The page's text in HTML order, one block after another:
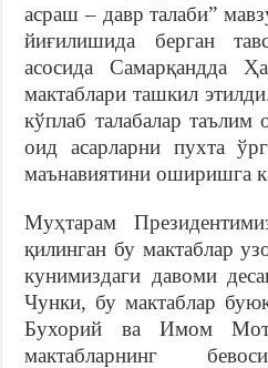
асраш – давр талаби”
йиғилишида берган
асосида Самарқандда
мактаблари ташкил
кўплаб талабалар таълим
оид асарларни пухта
маънавиятини оширишга
Муҳтарам
қилинган бу мактаблар
кунимиздаги давоми
Чунки, бу мактаблар
Бухорий ва Имом
мактабларнинг